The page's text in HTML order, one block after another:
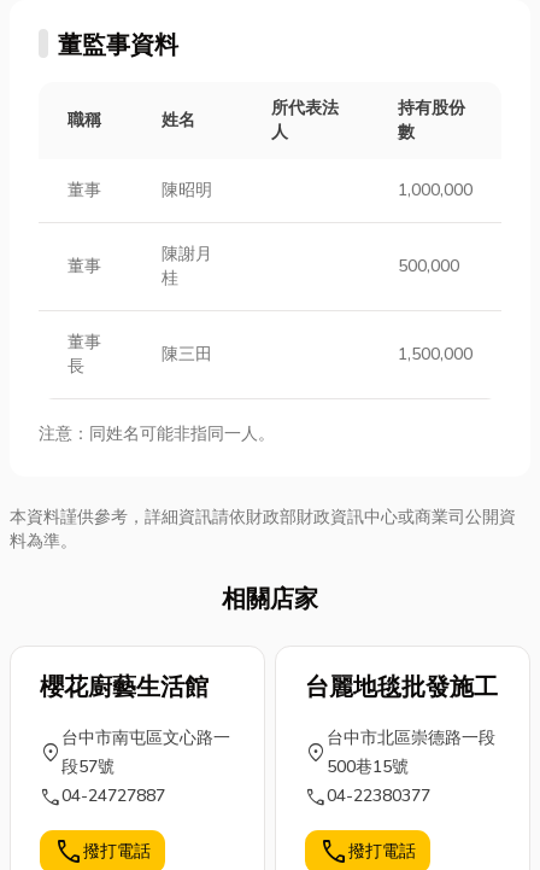
董監事資料
職稱 姓名
所代表法
人
持有股份
數
董事 陳昭明 1,000,000
董事
陳謝月
桂
500,000
董事
長
陳三田 1,500,000
注意：同姓名可能非指同一人。
本資料謹供參考，詳細資訊請依財政部財政資訊中心或商業司公開資
料為準。
相關店家
櫻花廚藝生活館
location_on
台中市南屯區文心路一
段57號
call04-24727887
call撥打電話
台麗地毯批發施工
location_on
台中市北區崇德路一段
500巷15號
call04-22380377
call撥打電話